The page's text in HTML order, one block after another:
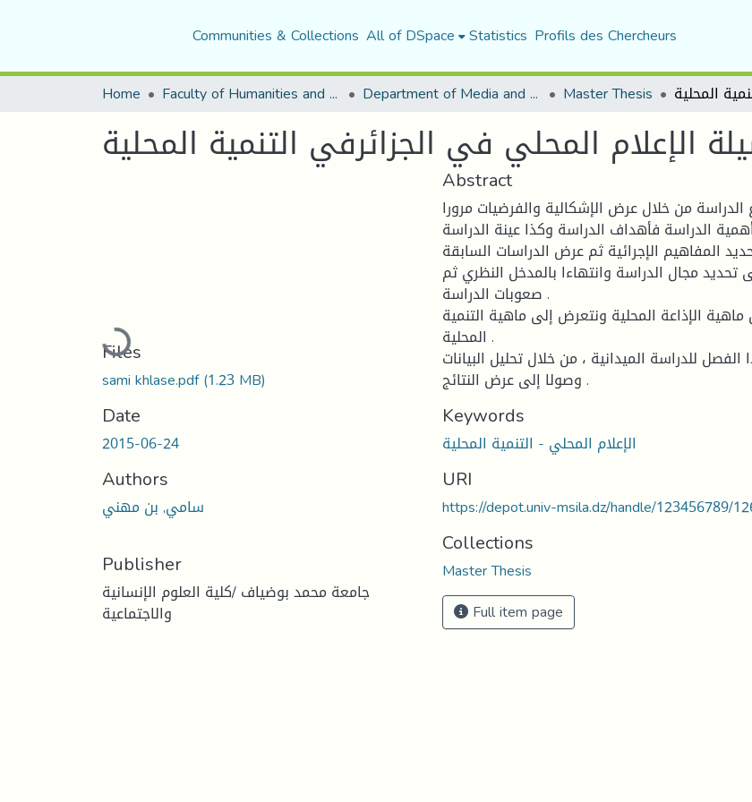
Communities & Collections All of DSpace Statistics Profils des Chercheurs
Home Faculty of Humanities and Social Sciences Department of Media and Communication Studies Master Thesis
الإعلام المحلي في الجزائرفي التنمية المحلية
Loading...
Files
sami khlase.pdf(1.23 MB)
Date
2015-06-24
Authors
سامي, بن مهني
Publisher
جامعة محمد بوضياف /كلية العلوم الإنسانية
والاجتماعية
Abstract
من خلال عرض الإشكالية والفرضيات مرورا
الدراسة فأهداف الدراسة وكذا عينة الدراسة
المفاهيم الإجرائية ثم عرض الدراسات السابقة
تحديد مجال الدراسة وانتهاءا بالمدخل النظري ثم
صعوبات الدراسة .
الإذاعة المحلية ونتعرض إلى ماهية التنمية
المحلية .
للدراسة الميدانية ، من خلال تحليل البيانات
وصولا إلى عرض النتائج .
Keywords
الإعلام المحلي - التنمية المحلية
URI
https://depot.univ-msila.dz/handle/123456789/
Collections
Master Thesis
Full item page